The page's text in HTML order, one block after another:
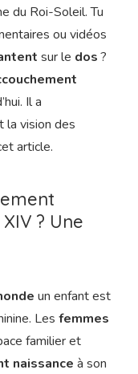
du Roi-Soleil. Tu
ou vidéos
sur le dos?
Il a
la vision des
article.
? Une
un enfant est
Les femmes
familier et
naissance à son